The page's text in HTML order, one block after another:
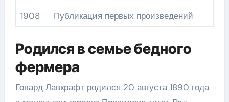
1908
Публикация первых произведений
Родился в семье бедного
фермера
Говард Лавкрафт родился 20 августа 1890 года